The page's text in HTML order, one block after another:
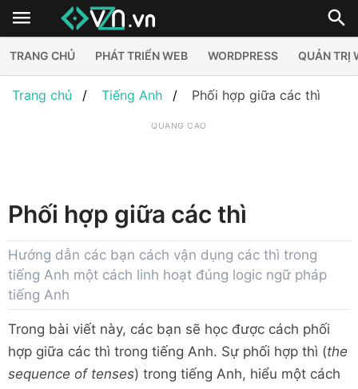
TRANG CHỦ PHÁT TRIỂN WEB WORDPRESS QUẢN TRỊ
Trang chủ Tiếng Anh Phối hợp giữa các thì
QUẢNG CÁO
Phối hợp giữa các thì
Hướng dẫn các bạn cách vận dụng các thì trong
tiếng Anh một cách linh hoạt đúng logic ngữ pháp
tiếng Anh
Trong bài viết này, các bạn sẽ học được cách phối
hợp giữa các thì trong tiếng Anh. Sự phối hợp thì (the
sequence of tenses) trong tiếng Anh, hiểu một cách